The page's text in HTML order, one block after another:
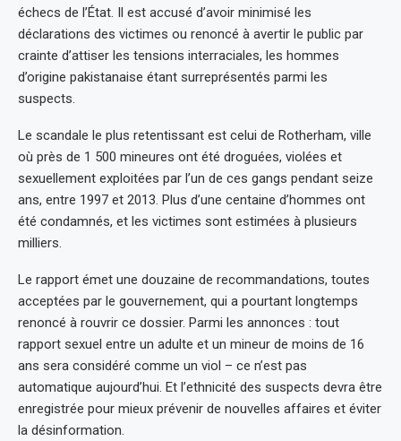
échecs de l’État. Il est accusé d’avoir minimisé les
déclarations des victimes ou renoncé à avertir le public par
crainte d’attiser les tensions interraciales, les hommes
d’origine pakistanaise étant surreprésentés parmi les
suspects.
Le scandale le plus retentissant est celui de Rotherham, ville
où près de 1 500 mineures ont été droguées, violées et
sexuellement exploitées par l’un de ces gangs pendant seize
ans, entre 1997 et 2013. Plus d’une centaine d’hommes ont
été condamnés, et les victimes sont estimées à plusieurs
milliers.
Le rapport émet une douzaine de recommandations, toutes
acceptées par le gouvernement, qui a pourtant longtemps
renoncé à rouvrir ce dossier. Parmi les annonces : tout
rapport sexuel entre un adulte et un mineur de moins de 16
ans sera considéré comme un viol – ce n’est pas
automatique aujourd’hui. Et l’ethnicité des suspects devra être
enregistrée pour mieux prévenir de nouvelles affaires et éviter
la désinformation.